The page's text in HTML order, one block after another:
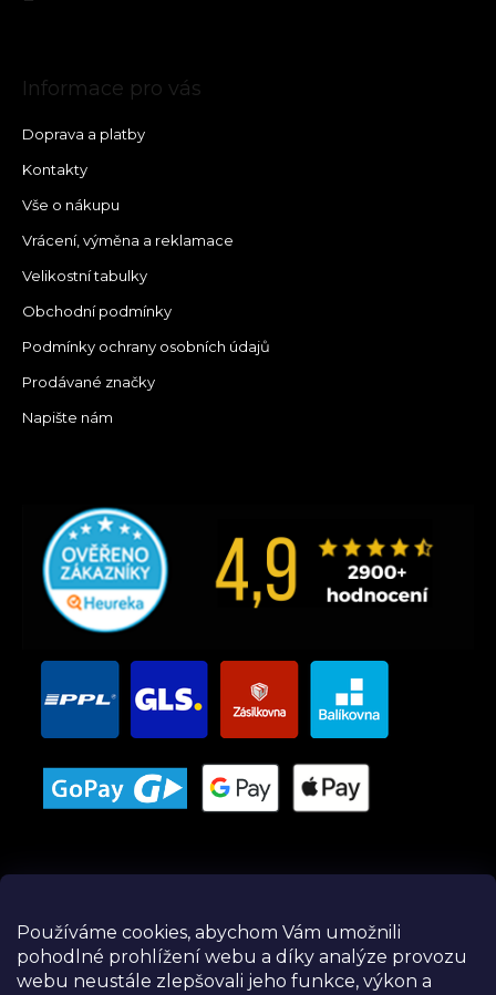
Používáme cookies, abychom Vám umožnili
pohodlné prohlížení webu a díky analýze provozu
webu neustále zlepšovali jeho funkce, výkon a
Informace pro vás
Doprava a platby
Kontakty
Vše o nákupu
Vrácení, výměna a reklamace
Velikostní tabulky
Obchodní podmínky
Podmínky ochrany osobních údajů
Prodávané značky
Napište nám
Instagram